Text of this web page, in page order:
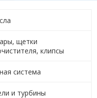
щетки
клипсы
система
и турбины